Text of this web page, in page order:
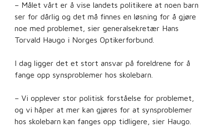
– Målet vårt er å vise landets politikere at noen barn
ser for dårlig og det må finnes en løsning for å gjøre
noe med problemet, sier generalsekretær Hans
Torvald Haugo i Norges Optikerforbund.
I dag ligger det et stort ansvar på foreldrene for å
fange opp synsproblemer hos skolebarn.
– Vi opplever stor politisk forståelse for problemet,
og vi håper at mer kan gjøres for at synsproblemer
hos skolebarn kan fanges opp tidligere, sier Haugo.